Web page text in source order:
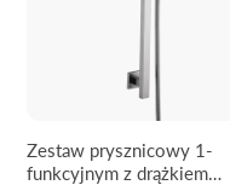
Zestaw prysznicowy 1-
funkcyjnym z drążkiem